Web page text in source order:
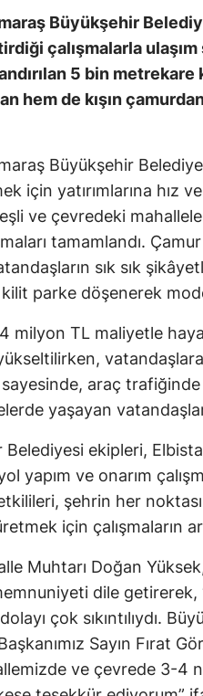
Büyükşehir
çalışmalarla
5 bin
hem de kışın
Büyükşehir
için yatırımlarına hız
ve çevredeki
tamamlandı.
sık sık
parke döşenerek
milyon TL maliyetle
sayesinde, araç
yaşayan
Belediyesi ekipleri,
yapım ve onarım
şehrin her
için çalışmaların
Muhtarı Doğan
dile getirerek,
çok sıkıntılıydı.
Sayın Fırat
ve çevrede 3-4